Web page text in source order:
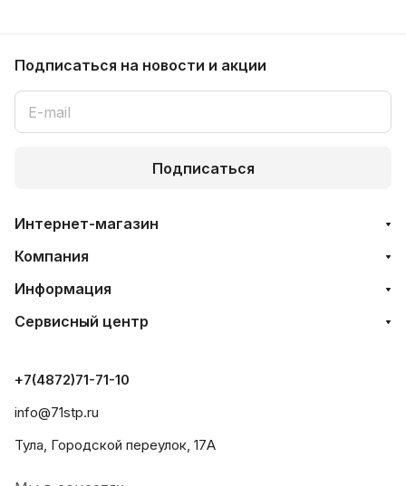
Подписаться на новости и акции
Подписаться
Интернет-магазин
Компания
Информация
Сервисный центр
+7(4872)71-71-10
info@71stp.ru
Тула, Городской переулок, 17А